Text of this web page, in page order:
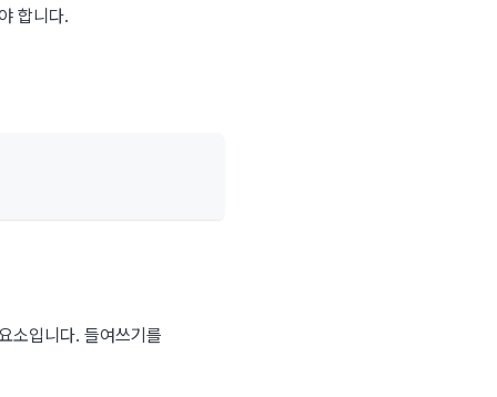
합니다.
소입니다. 들여쓰기를